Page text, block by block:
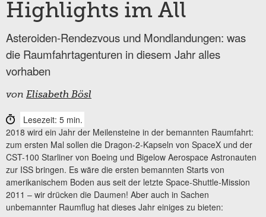
Highlights im All
Asteroiden-Rendezvous und Mondlandungen: was
die Raumfahrtagenturen in diesem Jahr alles
vorhaben
von Elisabeth Bösl
Lesezeit: 5 min.
2018 wird ein Jahr der Meilensteine in der bemannten Raumfahrt:
zum ersten Mal sollen die Dragon-2-Kapseln von SpaceX und der
CST-100 Starliner von Boeing und Bigelow Aerospace Astronauten
zur ISS bringen. Es wäre die ersten bemannten Starts von
amerikanischem Boden aus seit der letzte Space-Shuttle-Mission
2011 – wir drücken die Daumen! Aber auch in Sachen
unbemannter Raumflug hat dieses Jahr einiges zu bieten: